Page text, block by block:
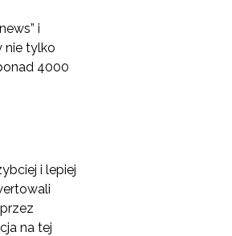
i
nie tylko
4000
i lepiej
na tej